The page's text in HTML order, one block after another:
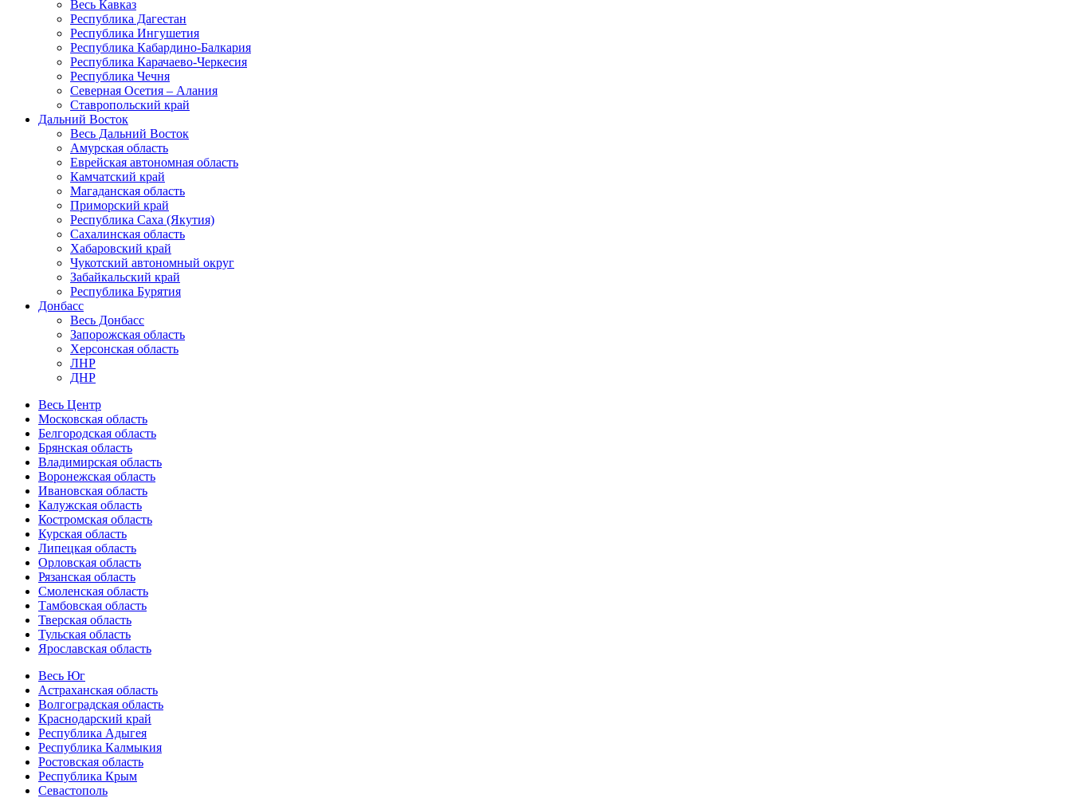
Весь Кавказ
Республика Дагестан
Республика Ингушетия
Республика Кабардино-Балкария
Республика Карачаево-Черкесия
Республика Чечня
Северная Осетия – Алания
Ставропольский край
Дальний Восток
Весь Дальний Восток
Амурская область
Еврейская автономная область
Камчатский край
Магаданская область
Приморский край
Республика Саха (Якутия)
Сахалинская область
Хабаровский край
Чукотский автономный округ
Забайкальский край
Республика Бурятия
Донбасс
Весь Донбасс
Запорожская область
Херсонская область
ЛНР
ДНР
Весь Центр
Московская область
Белгородская область
Брянская область
Владимирская область
Воронежская область
Ивановская область
Калужская область
Костромская область
Курская область
Липецкая область
Орловская область
Рязанская область
Смоленская область
Тамбовская область
Тверская область
Тульская область
Ярославская область
Весь Юг
Астраханская область
Волгоградская область
Краснодарский край
Республика Адыгея
Республика Калмыкия
Ростовская область
Республика Крым
Севастополь